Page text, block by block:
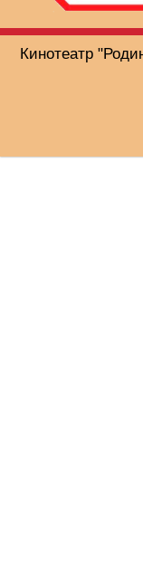
Кинотеатр